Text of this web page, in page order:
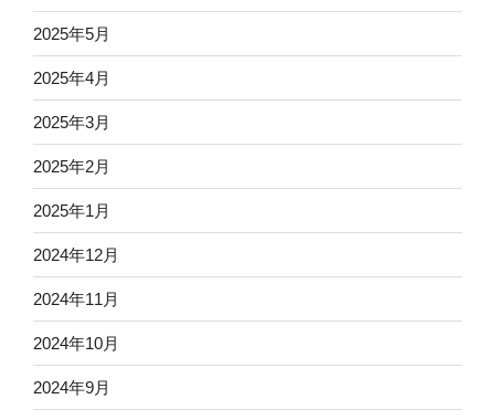
2025年5月
2025年4月
2025年3月
2025年2月
2025年1月
2024年12月
2024年11月
2024年10月
2024年9月